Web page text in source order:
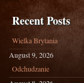
Recent Posts
Wielka Brytania
August 9, 2026
Odchudzanie